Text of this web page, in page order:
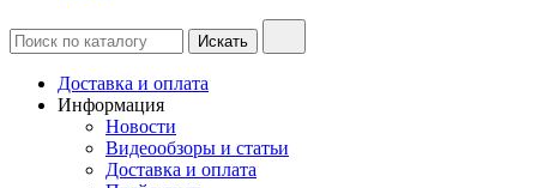
Доставка и оплата
Информация
Новости
Видеообзоры и статьи
Доставка и оплата